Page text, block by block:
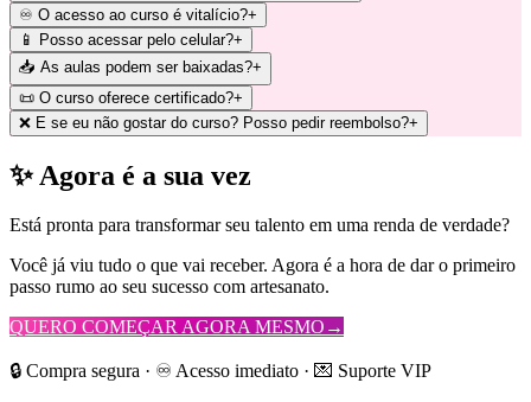
♾️ O acesso ao curso é vitalício?+
📱 Posso acessar pelo celular?+
📥 As aulas podem ser baixadas?+
📜 O curso oferece certificado?+
❌ E se eu não gostar do curso? Posso pedir reembolso?+
✨ Agora é a sua vez
Está pronta para transformar seu talento em uma renda de verdade?
Você já viu tudo o que vai receber. Agora é a hora de dar o primeiro
passo rumo ao seu sucesso com artesanato.
QUERO COMEÇAR AGORA MESMO →
🔒 Compra segura · ♾️ Acesso imediato · 💌 Suporte VIP